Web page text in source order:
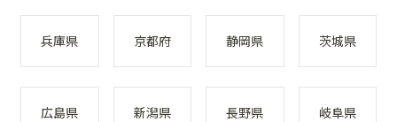
兵庫県 京都府 静岡県 茨城県
広島県 新潟県 長野県 岐阜県